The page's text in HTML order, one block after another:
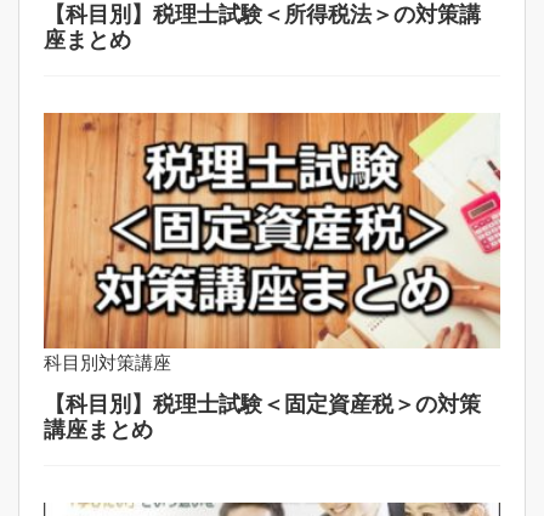
【科目別】税理士試験＜所得税法＞の対策講
座まとめ
科目別対策講座
【科目別】税理士試験＜固定資産税＞の対策
講座まとめ